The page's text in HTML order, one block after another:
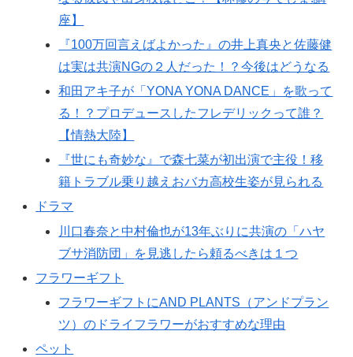
座】
『100万回言えばよかった』の井上真央と佐藤健
は実は共演NGの２人だった！？今後はどうなる
和田アキ子が「YONA YONA DANCE」を歌って
る！？プロデュースしたフレデリックって誰？
【情熱大陸】
『世にも奇妙な』で森七菜が初出演で主役！移
籍トラブル乗り越えおバカ高校生姿が見られる
ドラマ
川口春奈と中村倫也が13年ぶりに共演の「ハヤ
ブサ消防団」を見逃したら頼るべきは１つ
フラワーギフト
フラワーギフトにAND PLANTS（アンドプラン
ツ）のドライフラワーがおすすめな理由
ペット